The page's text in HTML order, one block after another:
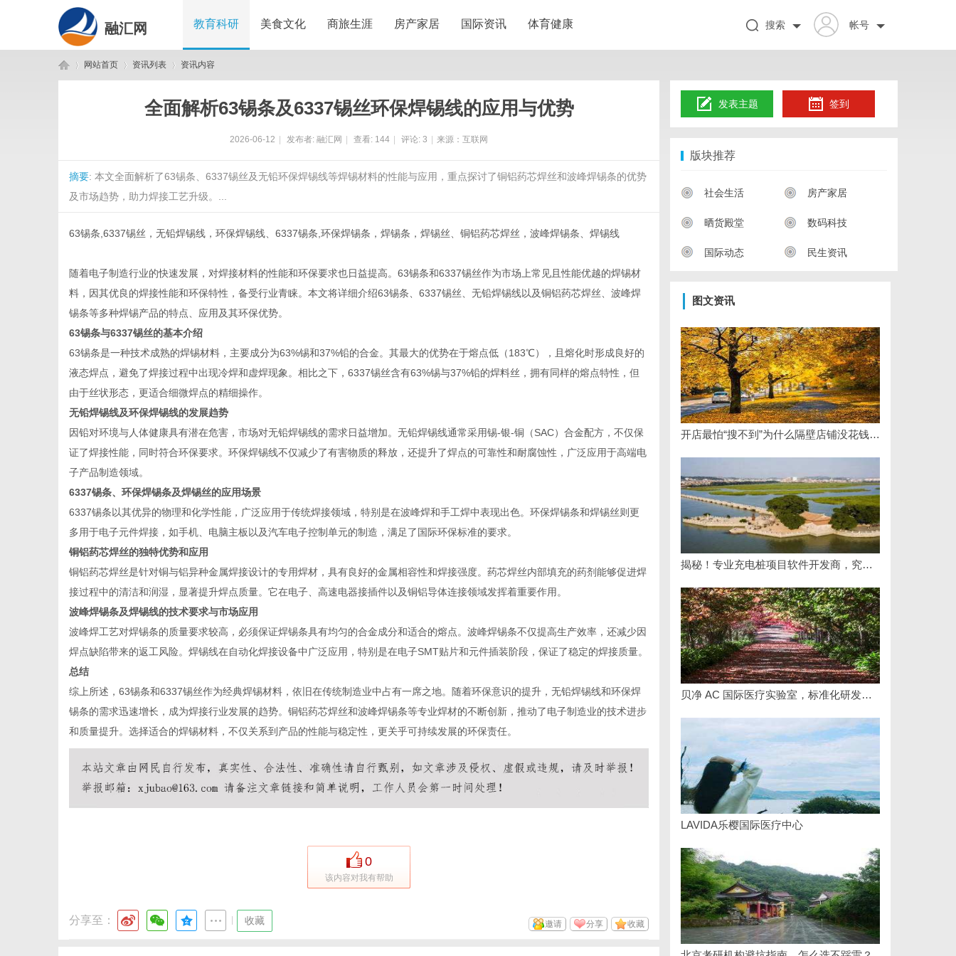
融汇网 教育科研 美食文化 商旅生涯 房产家居 国际资讯 体育健康 帐号
搜索
网站首页 资讯列表 资讯内容
全面解析63锡条及6337锡丝环保焊锡线的应用与优势
2026-06-12 发布者: 融汇网 查看: 144 评论: 3 来源：互联网
摘要: 本文全面解析了63锡条、6337锡丝及无铅环保焊锡线等焊锡材料的性能与应用，重点探讨了铜铝药芯焊丝和波峰焊锡条的优势
及市场趋势，助力焊接工艺升级。...
63锡条,6337锡丝，无铅焊锡线，环保焊锡线、6337锡条,环保焊锡条，焊锡条，焊锡丝、铜铝药芯焊丝，波峰焊锡条、焊锡线
随着电子制造行业的快速发展，对焊接材料的性能和环保要求也日益提高。63锡条和6337锡丝作为市场上常见且性能优越的焊锡材
料，因其优良的焊接性能和环保特性，备受行业青睐。本文将详细介绍63锡条、6337锡丝、无铅焊锡线以及铜铝药芯焊丝、波峰焊
锡条等多种焊锡产品的特点、应用及其环保优势。
63锡条与6337锡丝的基本介绍
63锡条是一种技术成熟的焊锡材料，主要成分为63%锡和37%铅的合金。其最大的优势在于熔点低（183℃），且熔化时形成良好的
液态焊点，避免了焊接过程中出现冷焊和虚焊现象。相比之下，6337锡丝含有63%锡与37%铅的焊料丝，拥有同样的熔点特性，但
由于丝状形态，更适合细微焊点的精细操作。
无铅焊锡线及环保焊锡线的发展趋势
因铅对环境与人体健康具有潜在危害，市场对无铅焊锡线的需求日益增加。无铅焊锡线通常采用锡-银-铜（SAC）合金配方，不仅保
证了焊接性能，同时符合环保要求。环保焊锡线不仅减少了有害物质的释放，还提升了焊点的可靠性和耐腐蚀性，广泛应用于高端电
子产品制造领域。
6337锡条、环保焊锡条及焊锡丝的应用场景
6337锡条以其优异的物理和化学性能，广泛应用于传统焊接领域，特别是在波峰焊和手工焊中表现出色。环保焊锡条和焊锡丝则更
多用于电子元件焊接，如手机、电脑主板以及汽车电子控制单元的制造，满足了国际环保标准的要求。
铜铝药芯焊丝的独特优势和应用
铜铝药芯焊丝是针对铜与铝异种金属焊接设计的专用焊材，具有良好的金属相容性和焊接强度。药芯焊丝内部填充的药剂能够促进焊
接过程中的清洁和润湿，显著提升焊点质量。它在电子、高速电器接插件以及铜铝导体连接领域发挥着重要作用。
波峰焊锡条及焊锡线的技术要求与市场应用
波峰焊工艺对焊锡条的质量要求较高，必须保证焊锡条具有均匀的合金成分和适合的熔点。波峰焊锡条不仅提高生产效率，还减少因
焊点缺陷带来的返工风险。焊锡线在自动化焊接设备中广泛应用，特别是在电子SMT贴片和元件插装阶段，保证了稳定的焊接质量。
总结
综上所述，63锡条和6337锡丝作为经典焊锡材料，依旧在传统制造业中占有一席之地。随着环保意识的提升，无铅焊锡线和环保焊
锡条的需求迅速增长，成为焊接行业发展的趋势。铜铝药芯焊丝和波峰焊锡条等专业焊材的不断创新，推动了电子制造业的技术进步
和质量提升。选择适合的焊锡材料，不仅关系到产品的性能与稳定性，更关乎可持续发展的环保责任。
0
该内容对我有帮助
分享至： 收藏 收藏
分享
邀请
发表主题 签到
版块推荐
社会生活 房产家居
晒货殿堂 数码科技
国际动态 民生资讯
图文资讯
开店最怕“搜不到”为什么隔壁店铺没花钱，ai却天天给他免费派单？
揭秘！专业充电桩项目软件开发商，究竟藏着哪些行业秘诀？
贝净 AC 国际医疗实验室，标准化研发体系全解析
LAVIDA乐樱国际医疗中心